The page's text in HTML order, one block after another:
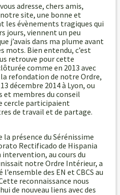
adresse, chers amis,
site, une bonne et
les évènements tragiques qui
jours, viennent un peu
j’avais dans ma plume avant
mots. Bien entendu, c’est
retrouve pour cette
comme en 2013 avec
refondation de notre Ordre,
décembre 2014 à Lyon, ou
et membres du conseil
cercle participaient
de travail et de partage.
la présence du Sérénissime
Rectificado de Hispania
intervention, au cours du
notre Ordre Intérieur, a
des EN et CBCS au
reconnaissance nous
de nouveau liens avec des